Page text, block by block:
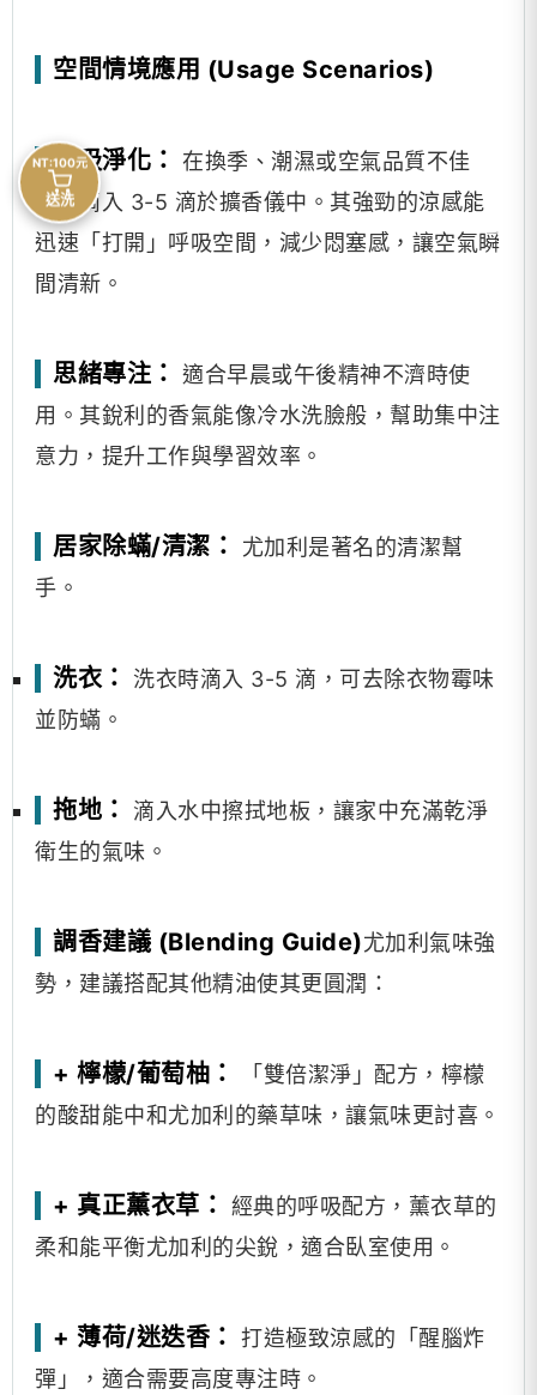
空間情境應用 (Usage Scenarios)
呼吸淨化：
在換季、潮濕或空氣品質不佳
時，滴入 3-5 滴於擴香儀中。其強勁的涼感能
迅速「打開」呼吸空間，減少悶塞感，讓空氣瞬
間清新。
思緒專注：
適合早晨或午後精神不濟時使
用。其銳利的香氣能像冷水洗臉般，幫助集中注
意力，提升工作與學習效率。
居家除蟎/清潔：
尤加利是著名的清潔幫
手。
洗衣：
洗衣時滴入 3-5 滴，可去除衣物霉味
並防蟎。
拖地：
滴入水中擦拭地板，讓家中充滿乾淨
衛生的氣味。
調香建議 (Blending Guide)尤加利氣味強
勢，建議搭配其他精油使其更圓潤：
+ 檸檬/葡萄柚：
「雙倍潔淨」配方，檸檬
的酸甜能中和尤加利的藥草味，讓氣味更討喜。
+ 真正薰衣草：
經典的呼吸配方，薰衣草的
柔和能平衡尤加利的尖銳，適合臥室使用。
+ 薄荷/迷迭香：
打造極致涼感的「醒腦炸
彈」，適合需要高度專注時。
NT:100元
送洗